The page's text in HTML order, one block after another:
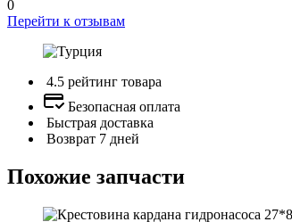
0
Перейти к отзывам
4.5 рейтинг товара
Безопасная оплата
Быстрая доставка
Возврат 7 дней
Похожие запчасти